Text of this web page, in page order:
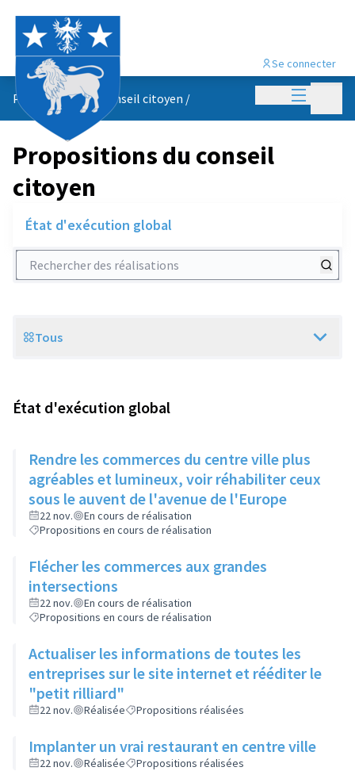
Menu
Se connecter
Propositions du conseil citoyen /
Propositions du conseil
citoyen
État d'exécution global
Rechercher des réalisations
Scope
Tous
État d'exécution global
Rendre les commerces du centre ville plus
agréables et lumineux, voir réhabiliter ceux
sous le auvent de l'avenue de l'Europe
22 nov.
En cours de réalisation
Propositions en cours de réalisation
Flécher les commerces aux grandes
intersections
22 nov.
En cours de réalisation
Propositions en cours de réalisation
Actualiser les informations de toutes les
entreprises sur le site internet et rééditer le
"petit rilliard"
22 nov. Réalisée Propositions réalisées
Implanter un vrai restaurant en centre ville
22 nov. Réalisée Propositions réalisées